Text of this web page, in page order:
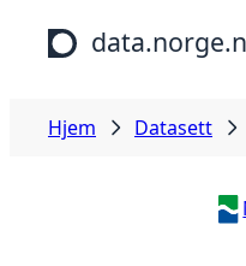
Hopp til hovedinnhold
Hjem Datasett